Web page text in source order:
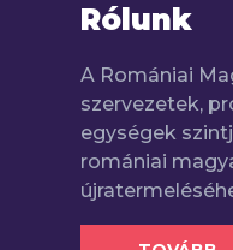
Rólunk
A Romániai
szervezetek,
egységek
romániai